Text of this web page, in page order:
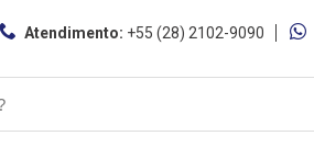
Atendimento: +55 (28) 2102-9090